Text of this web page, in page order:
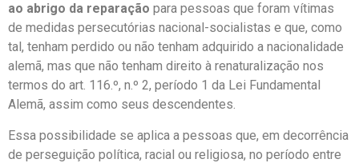
ao abrigo da reparação para pessoas que foram vítimas
de medidas persecutórias nacional-socialistas e que, como
tal, tenham perdido ou não tenham adquirido a nacionalidade
alemã, mas que não tenham direito à renaturalização nos
termos do art. 116.º, n.º 2, período 1 da Lei Fundamental
Alemã, assim como seus descendentes.
Essa possibilidade se aplica a pessoas que, em decorrência
de perseguição política, racial ou religiosa, no período entre